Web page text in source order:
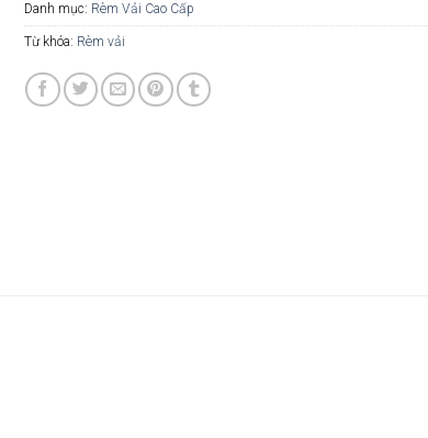
Danh mục: Rèm Vải Cao Cấp
Từ khóa: Rèm vải